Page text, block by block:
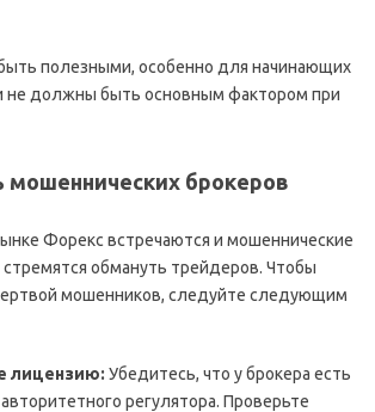
полезными, особенно для начинающих
не должны быть основным фактором при
мошеннических брокеров
Форекс встречаются и мошеннические
обмануть трейдеров. Чтобы
мошенников, следуйте следующим
лицензию: Убедитесь, что у брокера есть
регулятора. Проверьте